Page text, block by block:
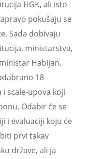
HGK, ali isto
pokušaju se
Sada dobivaju
ministarstva,
Habijan.
18
scale-upova koji
Odabir će se
i evaluaciji koju će
prvi takav
države, ali ja